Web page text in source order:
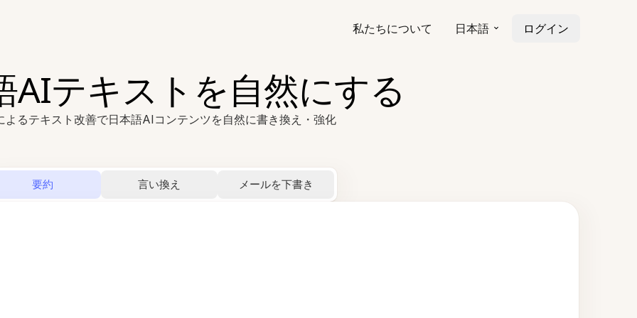
私たちについて 日本語 ログイン
AIテキストを自然にする
よるテキスト改善で日本語AIコンテンツを自然に書き換え・強化
要約 言い換え メールを下書き